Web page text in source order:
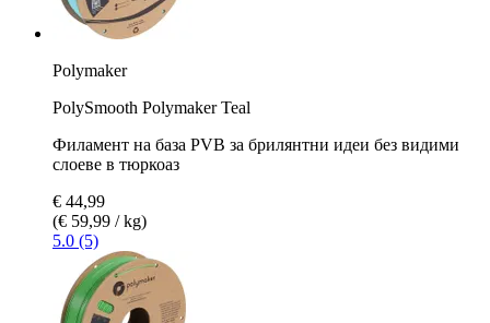
Polymaker
PolySmooth Polymaker Teal
Филамент на база PVB за брилянтни идеи без видими
слоеве в тюркоаз
€ 44,99
(€ 59,99 / kg)
5.0 (5)